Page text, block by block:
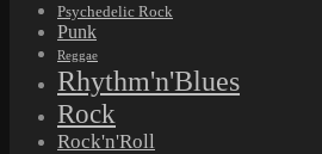
Psychedelic Rock
Punk
Reggae
Rhythm'n'Blues
Rock
Rock'n'Roll